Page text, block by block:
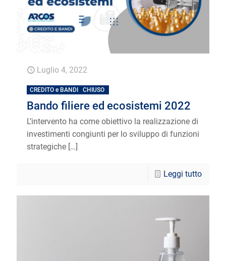
Luglio 4, 2022
CREDITO e BANDI CHIUSO
Bando filiere ed ecosistemi 2022
L’intervento ha come obiettivo la realizzazione di
investimenti congiunti per lo sviluppo di funzioni
strategiche […]
Leggi tutto